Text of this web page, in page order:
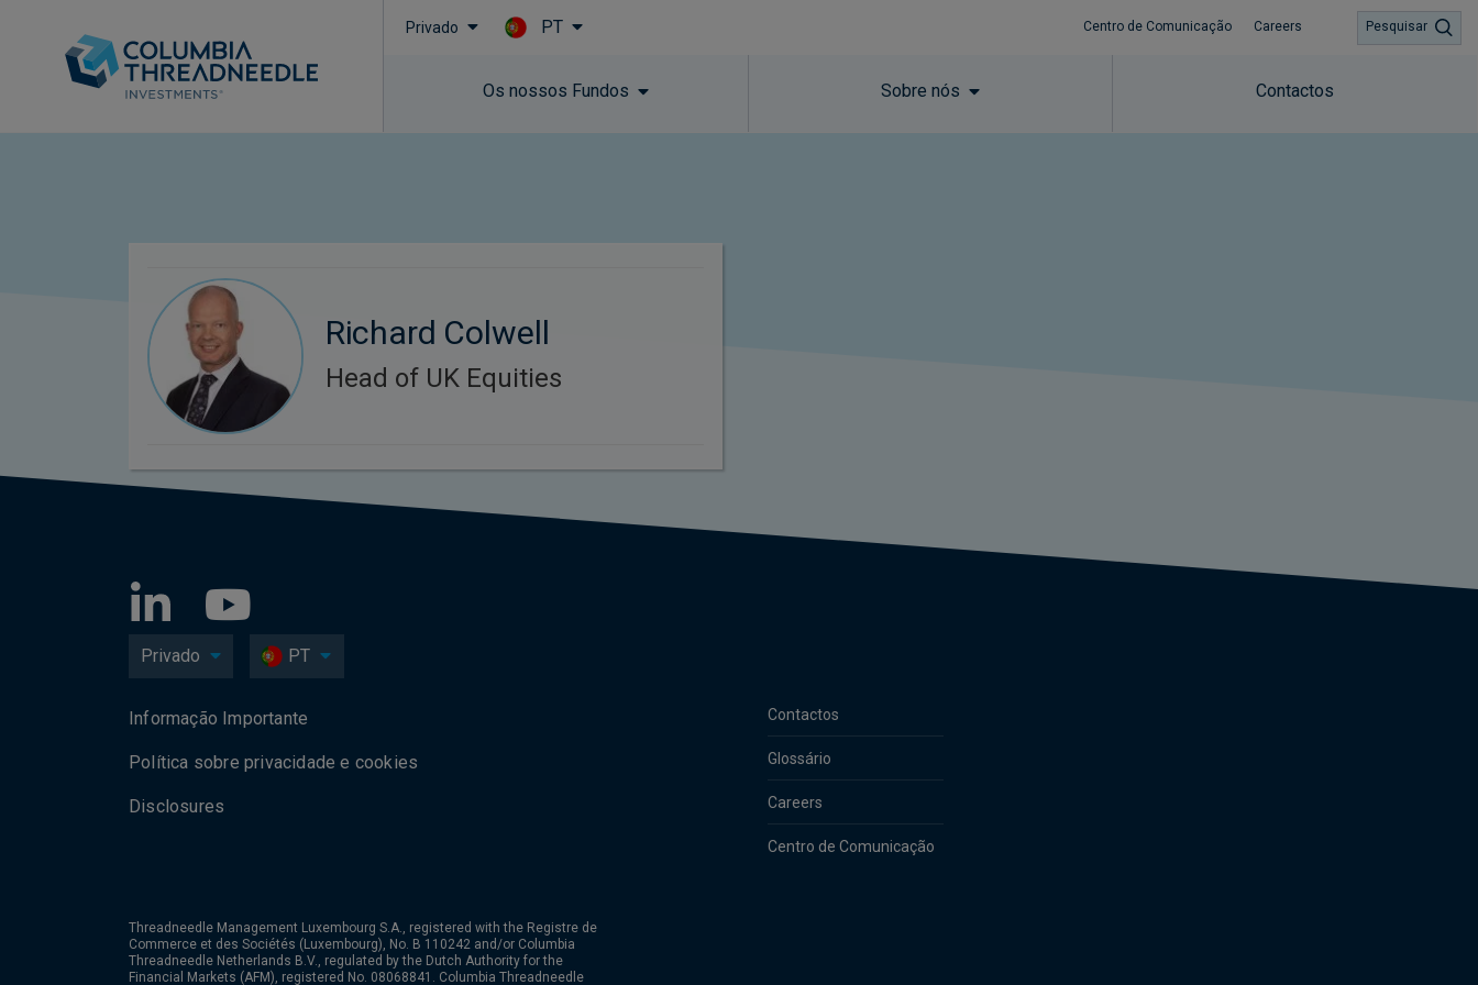
Privado PT Centro de Comunicação Careers
Os nossos Fundos Sobre nós Contactos
Pesquisar
Richard Colwell
Head of UK Equities
Privado PT
Contactos
Glossário
Careers
Centro de Comunicação
Informação Importante
Política sobre privacidade e cookies
Disclosures
Threadneedle Management Luxembourg S.A., registered with the Registre de
Commerce et des Sociétés (Luxembourg), No. B 110242 and/or Columbia
Threadneedle Netherlands B.V., regulated by the Dutch Authority for the
Financial Markets (AFM), registered No. 08068841. Columbia Threadneedle